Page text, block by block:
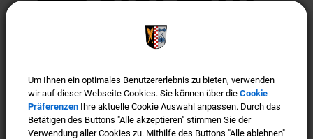
Türkenfeld ist "Gigabit-Region"
Um Ihnen ein optimales Benutzererlebnis zu bieten, verwenden
wir auf dieser Webseite Cookies. Sie können über die Cookie
Präferenzen Ihre aktuelle Cookie Auswahl anpassen. Durch das
Betätigen des Buttons "Alle akzeptieren" stimmen Sie der
Verwendung aller Cookies zu. Mithilfe des Buttons "Alle ablehnen"
Um Ihnen ein optimales Benutzererlebnis zu bieten, verwenden
wir auf dieser Webseite Cookies. Sie können über die Cookie
Präferenzen Ihre aktuelle Cookie Auswahl anpassen. Durch das
Betätigen des Buttons "Alle akzeptieren" stimmen Sie der
Verwendung aller Cookies zu. Mithilfe des Buttons "Alle ablehnen"